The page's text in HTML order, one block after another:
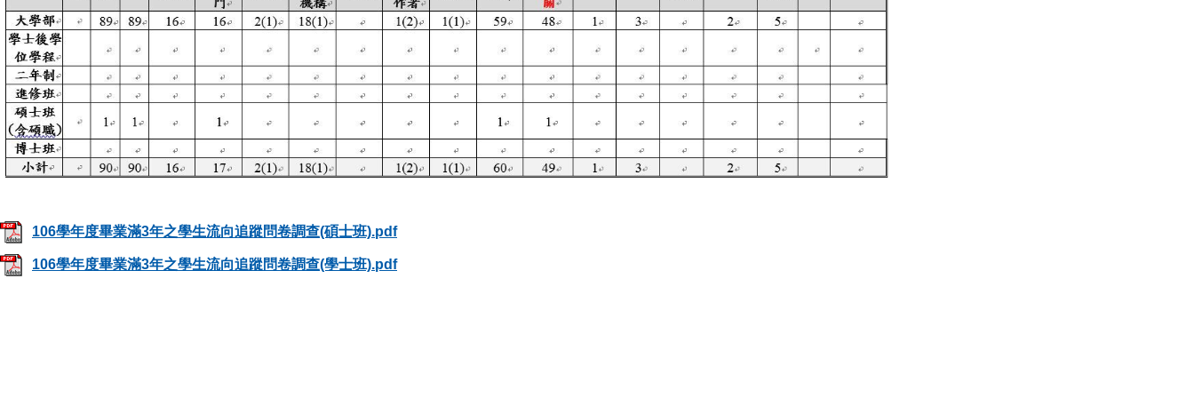
106學年度畢業滿3年之學生流向追蹤問卷調查(碩士班).pdf
106學年度畢業滿3年之學生流向追蹤問卷調查(學士班).pdf